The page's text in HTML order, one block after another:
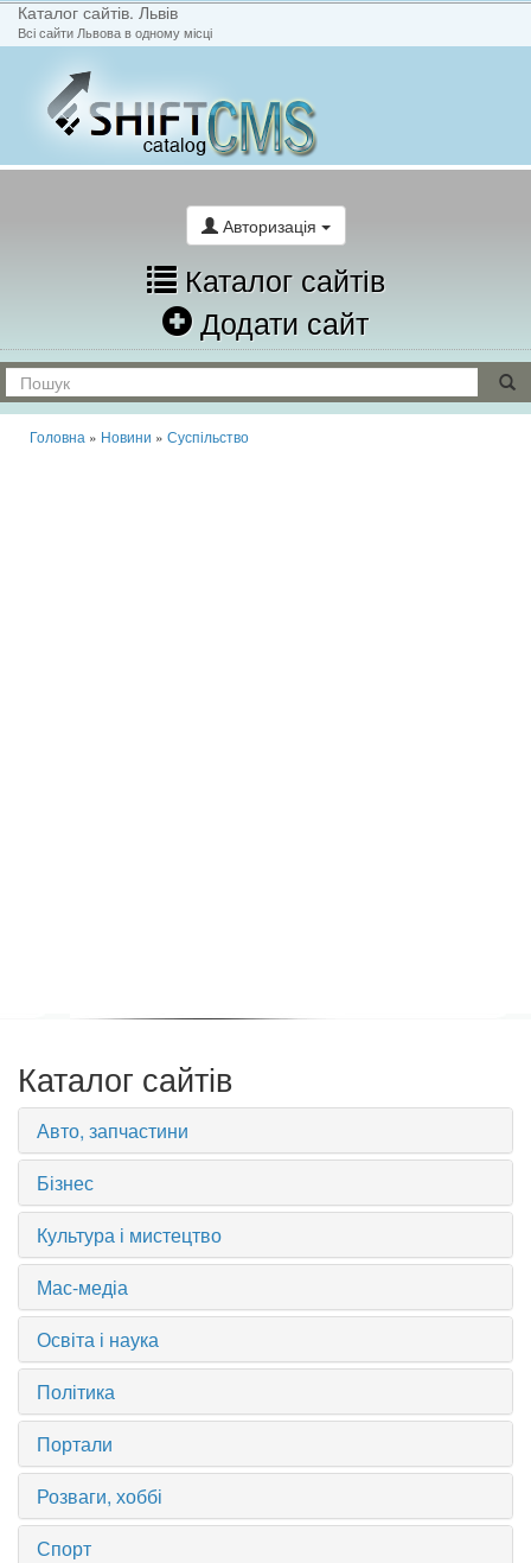
Каталог сайтів. Львів
Всі сайти Львова в одному місці
Авторизація
Каталог сайтів
Додати сайт
Головна » Новини » Суспільство
Каталог сайтів
Авто, запчастини
Бізнес
Культура і мистецтво
Мас-медіа
Освіта і наука
Політика
Портали
Розваги, хоббі
Спорт